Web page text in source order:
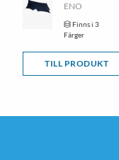
ENO
Finns i 3
Färger
TILL PRODUKT